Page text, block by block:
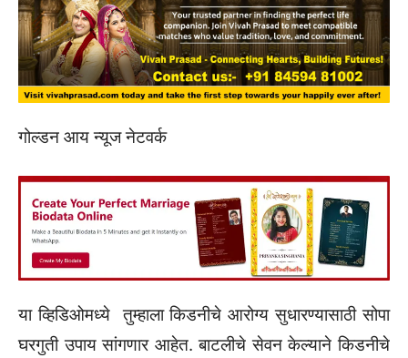
गोल्डन आय न्यूज नेटवर्क
या व्हिडिओमध्ये तुम्हाला किडनीचे आरोग्य सुधारण्यासाठी सोपा
घरगुती उपाय सांगणार आहेत. बाटलीचे सेवन केल्याने किडनीचे